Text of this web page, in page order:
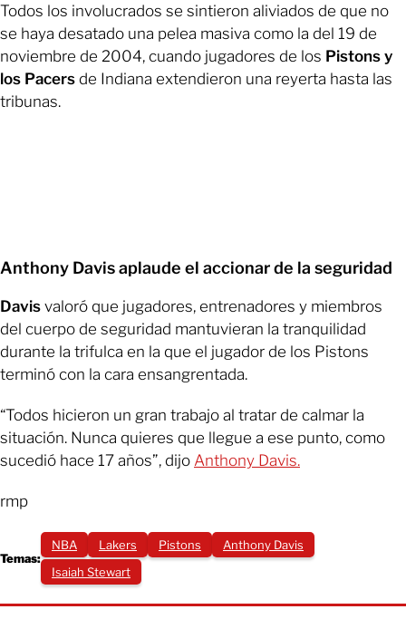
Todos los involucrados se sintieron aliviados de que no
se haya desatado una pelea masiva como la del 19 de
noviembre de 2004, cuando jugadores de los Pistons y
los Pacers de Indiana extendieron una reyerta hasta las
tribunas.
Anthony Davis aplaude el accionar de la seguridad
Davis valoró que jugadores, entrenadores y miembros
del cuerpo de seguridad mantuvieran la tranquilidad
durante la trifulca en la que el jugador de los Pistons
terminó con la cara ensangrentada.
“Todos hicieron un gran trabajo al tratar de calmar la
situación. Nunca quieres que llegue a ese punto, como
sucedió hace 17 años”, dijo Anthony Davis.
rmp
Temas:
NBA Lakers Pistons
Anthony Davis
Isaiah Stewart